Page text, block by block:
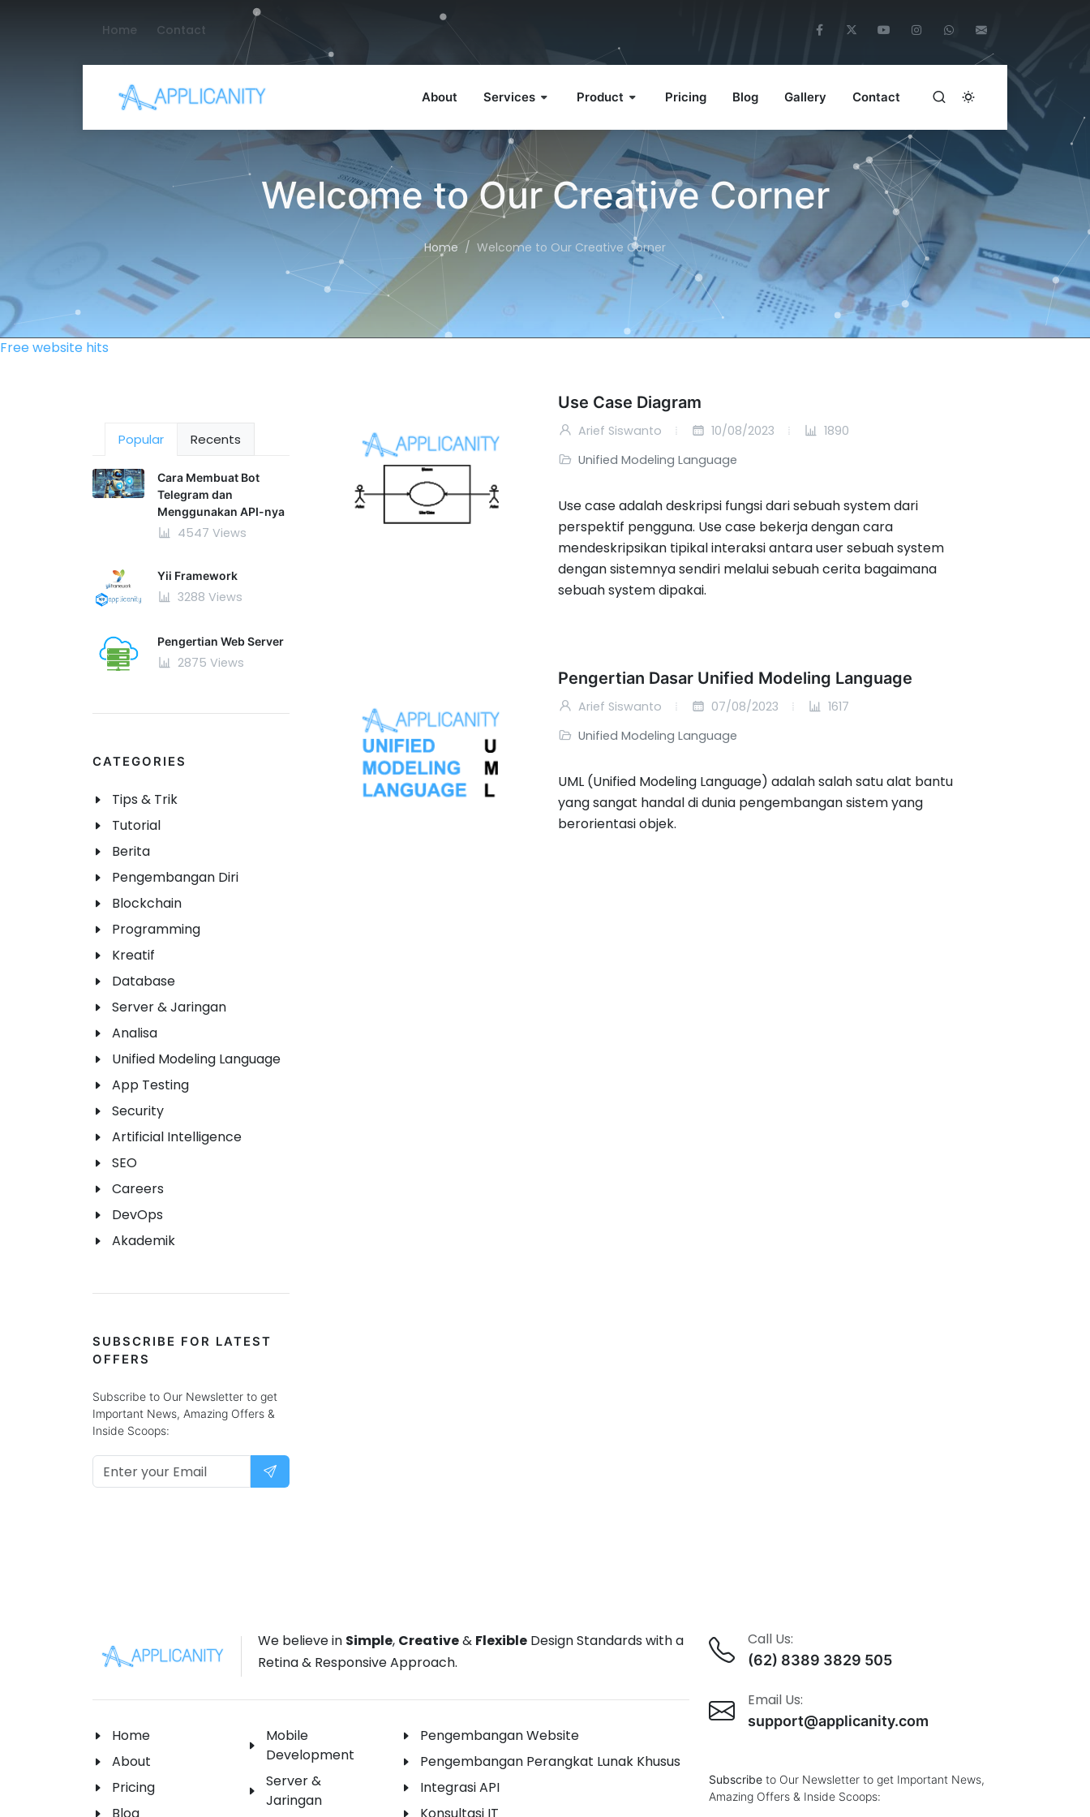
Home Contact
About Services Product Pricing Blog Gallery Contact
Welcome to Our Creative Corner
Home Welcome to Our Creative Corner
Free website hits
Use Case Diagram
Arief Siswanto 10/08/2023
1890
Unified Modeling Language
Use case adalah deskripsi fungsi dari sebuah system dari
perspektif pengguna. Use case bekerja dengan cara
mendeskripsikan tipikal interaksi antara user sebuah system
dengan sistemnya sendiri melalui sebuah cerita bagaimana
sebuah system dipakai.
Pengertian Dasar Unified Modeling Language
Arief Siswanto 07/08/2023
1617
Unified Modeling Language
UML (Unified Modeling Language) adalah salah satu alat bantu
yang sangat handal di dunia pengembangan sistem yang
berorientasi objek.
Popular Recents
Cara Membuat Bot
Telegram dan
Menggunakan API-nya
4547 Views
Yii Framework
3288 Views
Pengertian Web Server
2875 Views
CATEGORIES
Tips & Trik
Tutorial
Berita
Pengembangan Diri
Blockchain
Programming
Kreatif
Database
Server & Jaringan
Analisa
Unified Modeling Language
App Testing
Security
Artificial Intelligence
SEO
Careers
DevOps
Akademik
SUBSCRIBE FOR LATEST
OFFERS
Subscribe to Our Newsletter to get
Important News, Amazing Offers &
Inside Scoops:
We believe in Simple, Creative& Flexible Design Standards with a
Retina & Responsive Approach.
Home
About
Pricing
Mobile
Development
Server &
Jaringan
Pengembangan Website
Pengembangan Perangkat Lunak Khusus
Integrasi API
Call Us:
(62) 8389 3829 505
Email Us:
support@applicanity.com
Subscribe to Our Newsletter to get Important News,
Amazing Offers & Inside Scoops: